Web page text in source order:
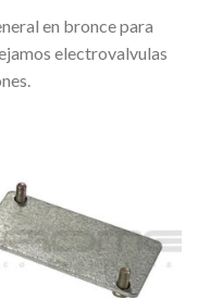
en bronce para
electrovalvulas